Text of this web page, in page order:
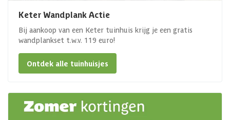
Keter Wandplank Actie
Bij aankoop van een Keter tuinhuis krijg je een gratis
wandplankset t.w.v. 119 euro!
Ontdek alle tuinhuisjes